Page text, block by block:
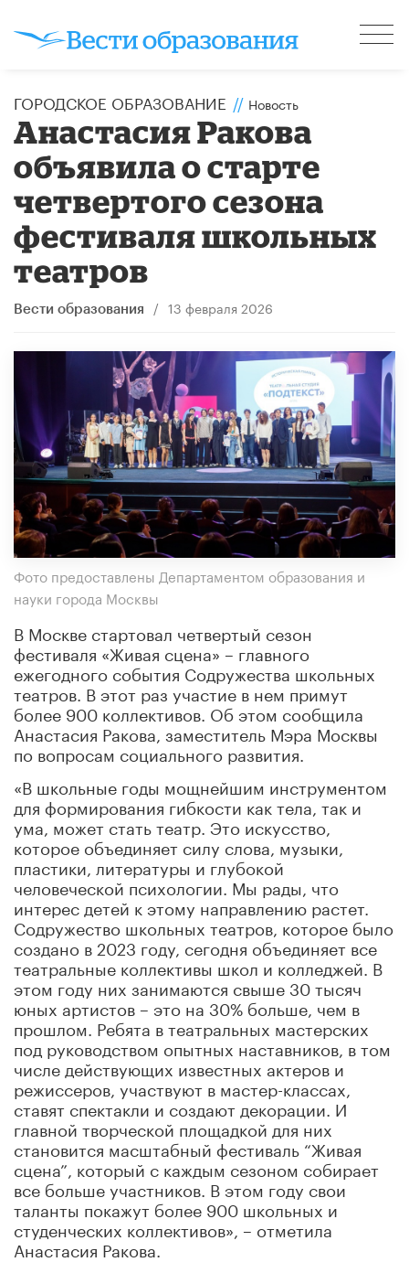
ГОРОДСКОЕ ОБРАЗОВАНИЕ // Новость
Анастасия Ракова
объявила о старте
четвертого сезона
фестиваля школьных
театров
Вести образования / 13 февраля 2026
Фото предоставлены Департаментом образования и
науки города Москвы
В Москве стартовал четвертый сезон
фестиваля «Живая сцена» – главного
ежегодного события Содружества школьных
театров. В этот раз участие в нем примут
более 900 коллективов. Об этом сообщила
Анастасия Ракова, заместитель Мэра Москвы
по вопросам социального развития.
«В школьные годы мощнейшим инструментом
для формирования гибкости как тела, так и
ума, может стать театр. Это искусство,
которое объединяет силу слова, музыки,
пластики, литературы и глубокой
человеческой психологии. Мы рады, что
интерес детей к этому направлению растет.
Содружество школьных театров, которое было
создано в 2023 году, сегодня объединяет все
театральные коллективы школ и колледжей. В
этом году них занимаются свыше 30 тысяч
юных артистов – это на 30% больше, чем в
прошлом. Ребята в театральных мастерских
под руководством опытных наставников, в том
числе действующих известных актеров и
режиссеров, участвуют в мастер-классах,
ставят спектакли и создают декорации. И
главной творческой площадкой для них
становится масштабный фестиваль “Живая
сцена”, который с каждым сезоном собирает
все больше участников. В этом году свои
таланты покажут более 900 школьных и
студенческих коллективов», – отметила
Анастасия Ракова.